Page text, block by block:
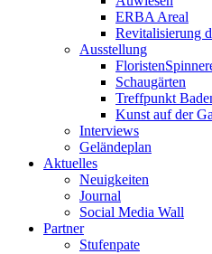
ERBA Areal
Revitalisierung
Ausstellung
Schaugärten
Treffpunkt
Kunst auf der
Interviews
Geländeplan
Aktuelles
Neuigkeiten
Journal
Social Media Wall
Partner
Stufenpate